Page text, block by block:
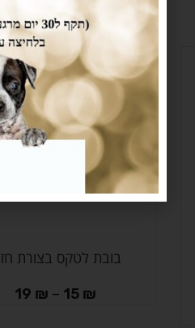
בחר אפשרויותבובת לטקס בצורת
15 ₪
–
19 ₪